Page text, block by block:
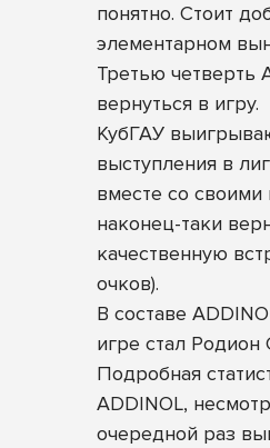
понятно. Стоит
элементарном
Третью четверть
вернуться в игру.
КубГАУ
выступления в
вместе со
наконец-таки
качественную
очков).
В составе
игре стал
Подробная
ADDINOL,
очередной раз